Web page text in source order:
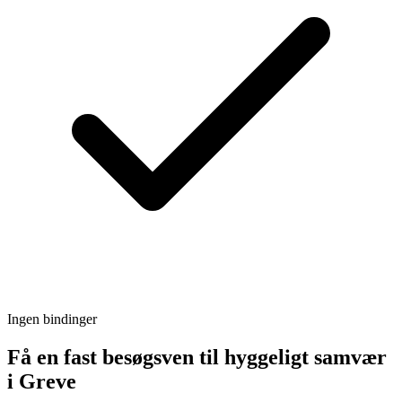
Ingen bindinger
Få en fast besøgsven til hyggeligt samvær
i Greve